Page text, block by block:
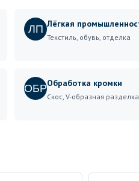
ЛП Лёгкая
Текстиль, обувь, отделка
ОБРОбработка кромки
Скос, V-образная